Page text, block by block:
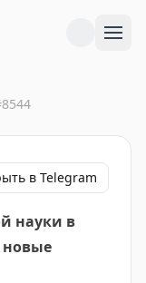
8544
в Telegram
науки в
новые